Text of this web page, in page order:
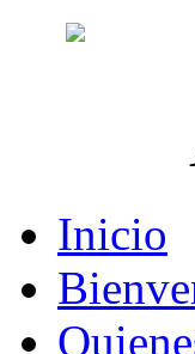
Inicio